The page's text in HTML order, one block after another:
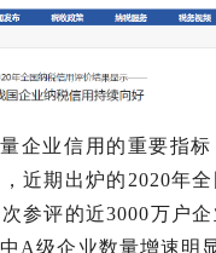
企业信用的重要指标
近期出炉的2020年全
参评的近3000万户企
A级企业数量增速明